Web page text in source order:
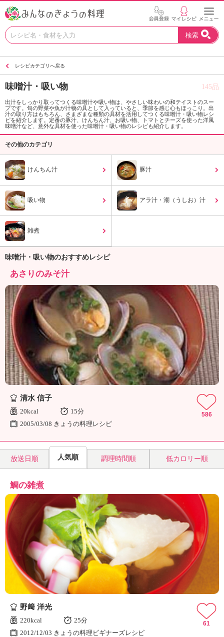
お
い
を
見
つ
け
N
H
デ
ー
シ
「
み
ん
な
の
き
ょ
う
の
検索
レシピカテゴリへ戻る
味噌汁・吸い物 145品
出汁をしっかり取ってつくる味噌汁や吸い物は、やさしい味わいの和テイストのスー
プです。旬の野菜や魚が汁物の具として入っていると、季節を感じ心もほっこり。出
汁の取り方はもちろん、さまざまな種類の具材を活用してつくる味噌汁・吸い物レシ
ピを紹介します。定番の豚汁、けんちん汁、お吸い物、トマトとチーズを使った洋風
味噌汁など、意外な具材を使った味噌汁・吸い物のレシピも紹介します。
その他のカテゴリ
けんちん汁 豚汁
吸い物 アラ汁・潮（うしお）汁
雑煮
味噌汁・吸い物のおすすめレシピ
あさりのみそ汁
清水 信子
20kcal
15分
2005/03/08 きょうの料理レシピ
586
放送日順 人気順 調理時間順 低カロリー順
鯛の雑煮
野﨑 洋光
220kcal
25分
2012/12/03 きょうの料理ビギナーズレシピ
61